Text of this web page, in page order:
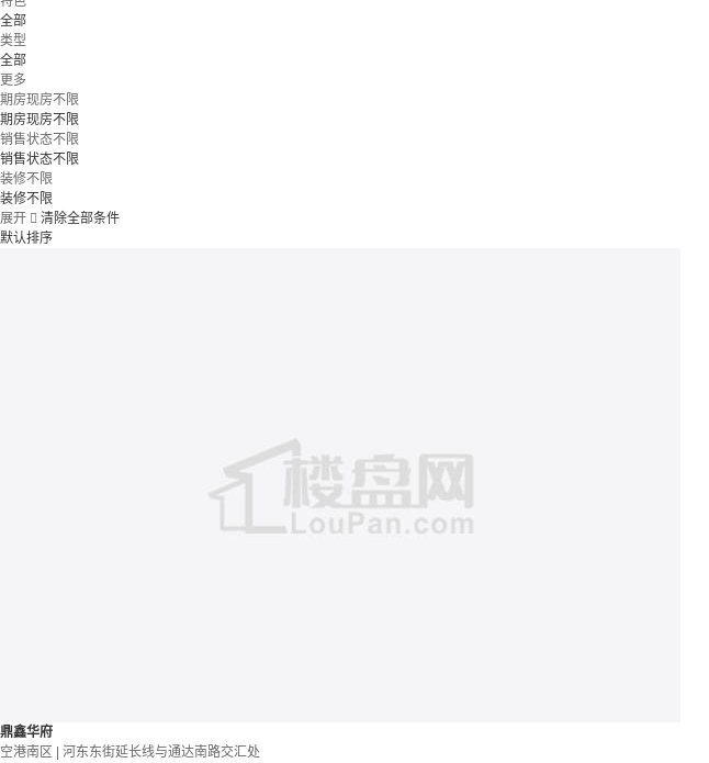
全部
类型
全部
更多
期房现房不限
期房现房不限
销售状态不限
销售状态不限
装修不限
装修不限
展开  清除全部条件
默认排序
鼎鑫华府
空港南区 | 河东东街延长线与通达南路交汇处